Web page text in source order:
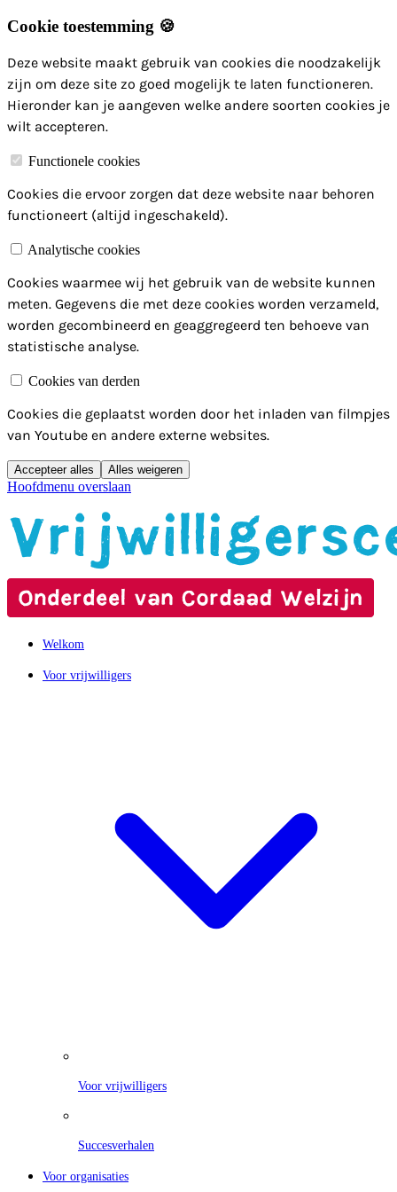
Cookie toestemming 🍪
Deze website maakt gebruik van cookies die noodzakelijk
zijn om deze site zo goed mogelijk te laten functioneren.
Hieronder kan je aangeven welke andere soorten cookies je
wilt accepteren.
Functionele cookies
Cookies die ervoor zorgen dat deze website naar behoren
functioneert (altijd ingeschakeld).
Analytische cookies
Cookies waarmee wij het gebruik van de website kunnen
meten. Gegevens die met deze cookies worden verzameld,
worden gecombineerd en geaggregeerd ten behoeve van
statistische analyse.
Cookies van derden
Cookies die geplaatst worden door het inladen van filmpjes
van Youtube en andere externe websites.
Accepteer alles Alles weigeren
Hoofdmenu overslaan
Welkom
Voor vrijwilligers
Voor vrijwilligers
Succesverhalen
Voor organisaties